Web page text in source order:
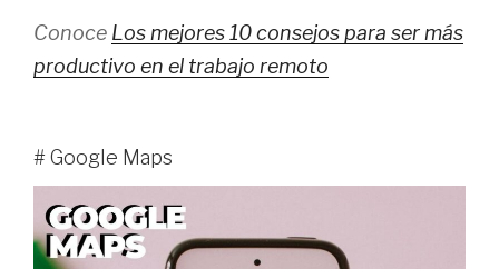
Conoce Los mejores 10 consejos para ser más
productivo en el trabajo remoto
# Google Maps